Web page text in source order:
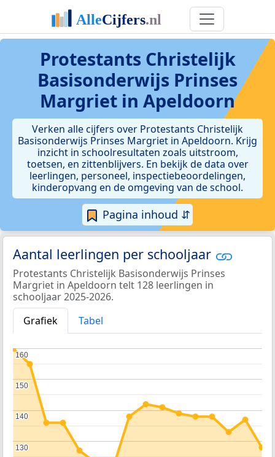
Protestants Christelijk
Basisonderwijs Prinses
Margriet in Apeldoorn
Verken alle cijfers over Protestants Christelijk
Basisonderwijs Prinses Margriet in Apeldoorn. Krijg
inzicht in schoolresultaten zoals uitstroom,
toetsen, en zittenblijvers. En bekijk de data over
leerlingen, personeel, inspectiebeoordelingen,
kinderopvang en de omgeving van de school.
Pagina inhoud ⇵
Aantal leerlingen per schooljaar
Protestants Christelijk Basisonderwijs Prinses
Margriet in Apeldoorn telt 128 leerlingen in
schooljaar 2025-2026.
Grafiek
Tabel
130
130
140
140
150
150
160
160